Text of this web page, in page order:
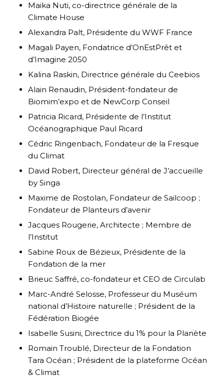
Maika Nuti, co-directrice générale de la
Climate House
Alexandra Palt, Présidente du WWF France
Magali Payen, Fondatrice d’OnEstPrêt et
d’Imagine 2050
Kalina Raskin, Directrice générale du Ceebios
Alain Renaudin, Président-fondateur de
Biomim’expo et de NewCorp Conseil
Patricia Ricard, Présidente de l’Institut
Océanographique Paul Ricard
Cédric Ringenbach, Fondateur de la Fresque
du Climat
David Robert, Directeur général de J’accueille
by Singa
Maxime de Rostolan, Fondateur de Sailcoop ;
Fondateur de Planteurs d’avenir
Jacques Rougerie, Architecte ; Membre de
l’Institut
Sabine Roux de Bézieux, Présidente de la
Fondation de la mer
Brieuc Saffré, co-fondateur et CEO de Circulab
Marc-André Selosse, Professeur du Muséum
national d’Histoire naturelle ; Président de la
Fédération Biogée
Isabelle Susini, Directrice du 1% pour la Planète
Romain Troublé, Directeur de la Fondation
Tara Océan ; Président de la plateforme Océan
& Climat